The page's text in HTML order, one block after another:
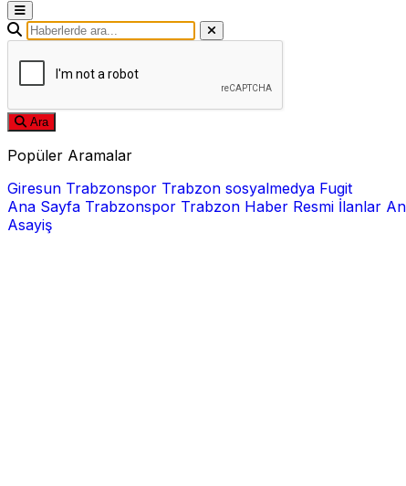
Ara
Popüler Aramalar
Giresun Trabzonspor Trabzon sosyalmedya Fugit
Ana Sayfa Trabzonspor Trabzon Haber Resmi İlanlar
Asayiş